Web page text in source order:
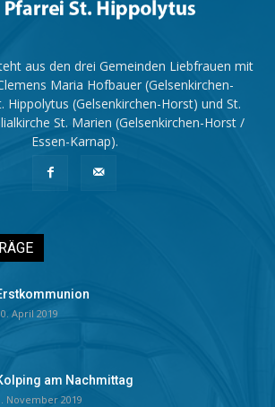
aus den drei Gemeinden Liebfrauen mit
Maria Hofbauer (Gelsenkirchen-
Hippolytus (Gelsenkirchen-Horst) und St.
St. Marien (Gelsenkirchen-Horst /
Essen-Karnap).
April 2019
am Nachmittag
November 2019